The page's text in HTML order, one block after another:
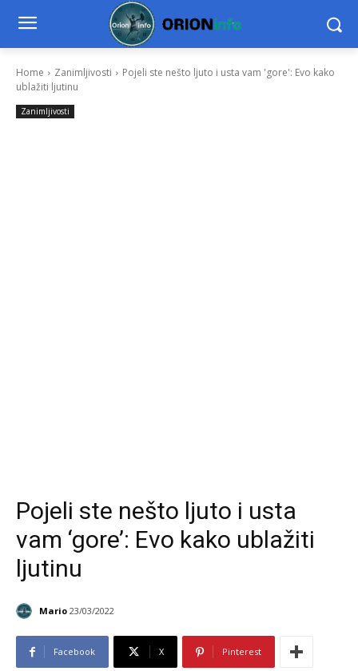
Home Zanimljivosti
Pojeli ste nešto ljuto i usta vam 'gore': Evo kako
ublažiti ljutinu
Zanimljivosti
Pojeli ste nešto ljuto i usta
vam ‘gore’: Evo kako ublažiti
ljutinu
Mario 23/03/2022
Facebook X Pinterest